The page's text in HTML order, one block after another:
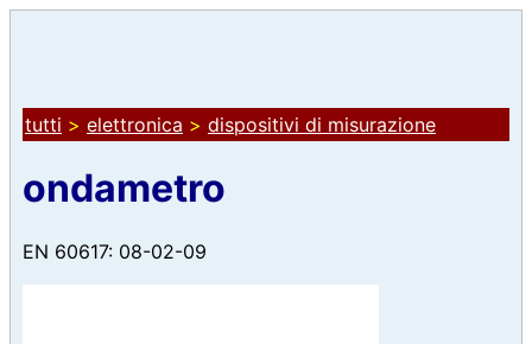
tutti > elettronica > dispositivi di misurazione
ondametro
EN 60617: 08-02-09